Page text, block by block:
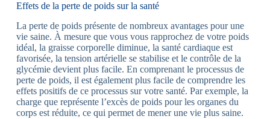
Effets de la perte de poids sur la santé
La perte de poids présente de nombreux avantages pour une
vie saine. À mesure que vous vous rapprochez de votre poids
idéal, la graisse corporelle diminue, la santé cardiaque est
favorisée, la tension artérielle se stabilise et le contrôle de la
glycémie devient plus facile. En comprenant le processus de
perte de poids, il est également plus facile de comprendre les
effets positifs de ce processus sur votre santé. Par exemple, la
charge que représente l’excès de poids pour les organes du
corps est réduite, ce qui permet de mener une vie plus saine.